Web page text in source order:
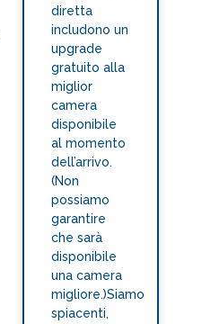
diretta
includono un
upgrade
gratuito alla
miglior
camera
disponibile
al momento
dell’arrivo.
(Non
possiamo
garantire
che sarà
disponibile
una camera
migliore.)Siamo
spiacenti,